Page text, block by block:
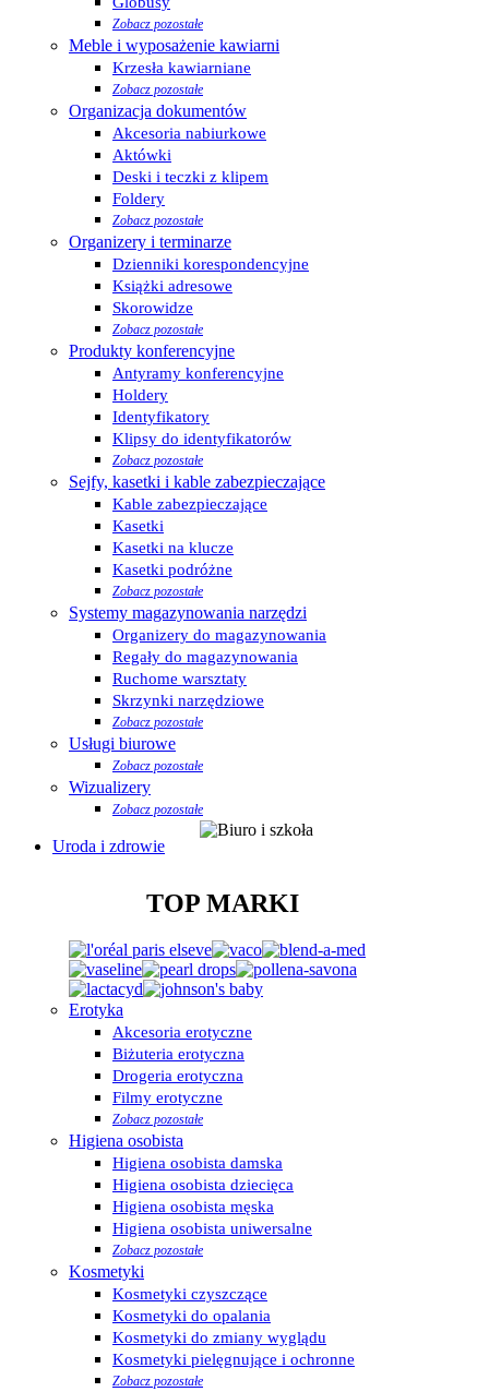
Zobacz pozostałe
Meble i wyposażenie kawiarni
Krzesła kawiarniane
Zobacz pozostałe
Organizacja dokumentów
Akcesoria nabiurkowe
Aktówki
Deski i teczki z klipem
Foldery
Zobacz pozostałe
Organizery i terminarze
Dzienniki korespondencyjne
Książki adresowe
Skorowidze
Zobacz pozostałe
Produkty konferencyjne
Antyramy konferencyjne
Holdery
Identyfikatory
Klipsy do identyfikatorów
Zobacz pozostałe
Sejfy, kasetki i kable zabezpieczające
Kable zabezpieczające
Kasetki
Kasetki na klucze
Kasetki podróżne
Zobacz pozostałe
Systemy magazynowania narzędzi
Organizery do magazynowania
Regały do magazynowania
Ruchome warsztaty
Skrzynki narzędziowe
Zobacz pozostałe
Usługi biurowe
Zobacz pozostałe
Wizualizery
Zobacz pozostałe
Uroda i zdrowie
TOP MARKI
Erotyka
Akcesoria erotyczne
Biżuteria erotyczna
Drogeria erotyczna
Filmy erotyczne
Zobacz pozostałe
Higiena osobista
Higiena osobista damska
Higiena osobista dziecięca
Higiena osobista męska
Higiena osobista uniwersalne
Zobacz pozostałe
Kosmetyki
Kosmetyki czyszczące
Kosmetyki do opalania
Kosmetyki do zmiany wyglądu
Kosmetyki pielęgnujące i ochronne
Zobacz pozostałe